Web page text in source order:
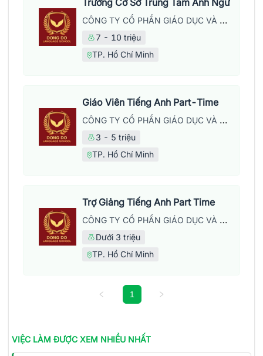
CÔNG TY CỔ PHẦN GIÁO DỤC VÀ NĂNG LƯỢNG ĐÔNG ĐÔ
7 - 10 triệu
TP. Hồ Chí Minh
Giáo Viên Tiếng Anh Part-Time
CÔNG TY CỔ PHẦN GIÁO DỤC VÀ NĂNG LƯỢNG ĐÔNG ĐÔ
3 - 5 triệu
TP. Hồ Chí Minh
Trợ Giảng Tiếng Anh Part Time
CÔNG TY CỔ PHẦN GIÁO DỤC VÀ NĂNG LƯỢNG ĐÔNG ĐÔ
Dưới 3 triệu
TP. Hồ Chí Minh
1
VIỆC LÀM ĐƯỢC XEM NHIỀU NHẤT